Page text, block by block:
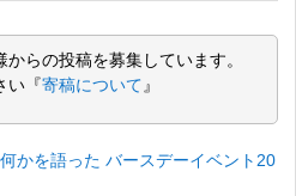
らの投稿を募集しています。
い『寄稿について 』
かを語った バースデーイベント20